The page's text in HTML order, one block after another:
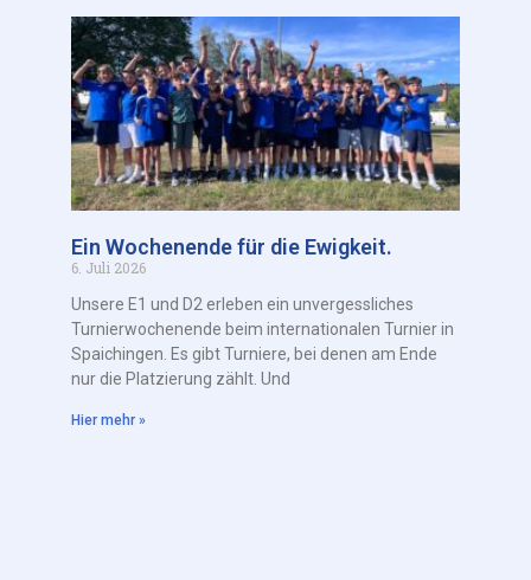
Ein Wochenende für die Ewigkeit.
6. Juli 2026
Unsere E1 und D2 erleben ein unvergessliches
Turnierwochenende beim internationalen Turnier in
Spaichingen. Es gibt Turniere, bei denen am Ende
nur die Platzierung zählt. Und
Hier mehr »